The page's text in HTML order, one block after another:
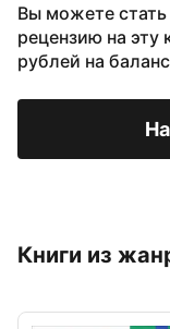
Вы можете
рецензию на эту
рублей на
Книги из